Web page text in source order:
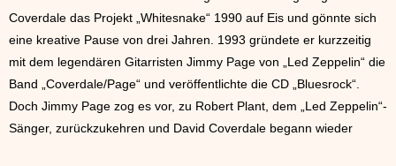
Coverdale das Projekt „Whitesnake“ 1990 auf Eis und gönnte sich
eine kreative Pause von drei Jahren. 1993 gründete er kurzzeitig
mit dem legendären Gitarristen Jimmy Page von „Led Zeppelin“ die
Band „Coverdale/Page“ und veröffentlichte die CD „Bluesrock“.
Doch Jimmy Page zog es vor, zu Robert Plant, dem „Led Zeppelin“-
Sänger, zurückzukehren und David Coverdale begann wieder